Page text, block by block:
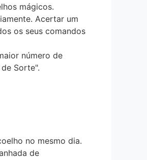
mágicos.
Acertar um
os seus comandos
número de
Sorte".
no mesmo dia.
de